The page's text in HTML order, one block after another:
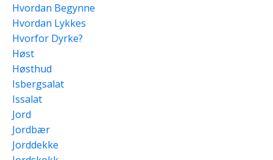
Hvordan Begynne
Hvordan Lykkes
Hvorfor Dyrke?
Høst
Høsthud
Isbergsalat
Issalat
Jord
Jordbær
Jorddekke